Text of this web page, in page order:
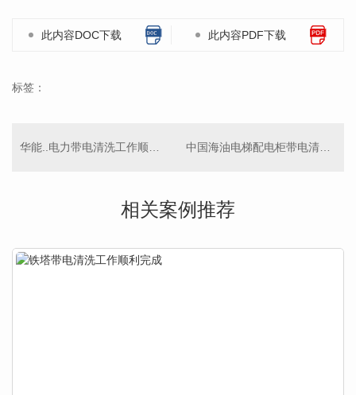
此内容DOC下载 此内容PDF下载
标签：
相关案例推荐